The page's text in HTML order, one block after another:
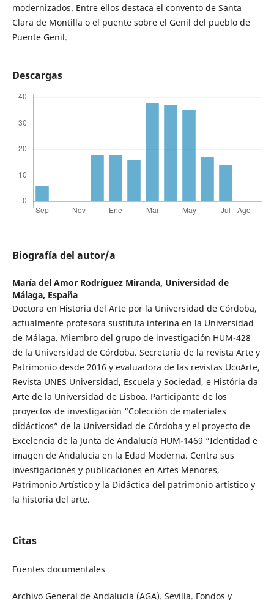
modernizados. Entre ellos destaca el convento de Santa
Clara de Montilla o el puente sobre el Genil del pueblo de
Puente Genil.
Descargas
Biografía del autor/a
María del Amor Rodríguez Miranda, Universidad de
Málaga, España
Doctora en Historia del Arte por la Universidad de Córdoba,
actualmente profesora sustituta interina en la Universidad
de Málaga. Miembro del grupo de investigación HUM-428
de la Universidad de Córdoba. Secretaria de la revista Arte y
Patrimonio desde 2016 y evaluadora de las revistas UcoArte,
Revista UNES Universidad, Escuela y Sociedad, e História da
Arte de la Universidad de Lisboa. Participante de los
proyectos de investigación “Colección de materiales
didácticos” de la Universidad de Córdoba y el proyecto de
Excelencia de la Junta de Andalucía HUM-1469 “Identidad e
imagen de Andalucía en la Edad Moderna. Centra sus
investigaciones y publicaciones en Artes Menores,
Patrimonio Artístico y la Didáctica del patrimonio artístico y
la historia del arte.
Citas
Fuentes documentales
Archivo General de Andalucía (AGA). Sevilla. Fondos y